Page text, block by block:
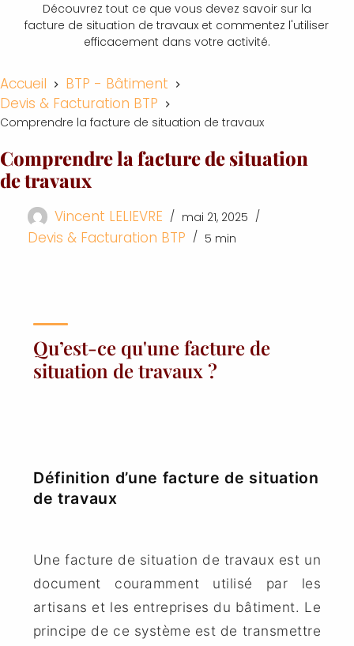
Découvrez tout ce que vous devez savoir sur la
facture de situation de travaux et commentez l'utiliser
efficacement dans votre activité.
Accueil
BTP - Bâtiment
Devis & Facturation BTP
Comprendre la facture de situation de travaux
Comprendre la facture de situation
de travaux
Vincent LELIEVRE mai 21, 2025
Devis & Facturation BTP 5 min
Qu’est-ce qu'une facture de
situation de travaux ?
Définition d’une facture de situation
de travaux
Une facture de situation de travaux est un
document couramment utilisé par les
artisans et les entreprises du bâtiment. Le
principe de ce système est de transmettre